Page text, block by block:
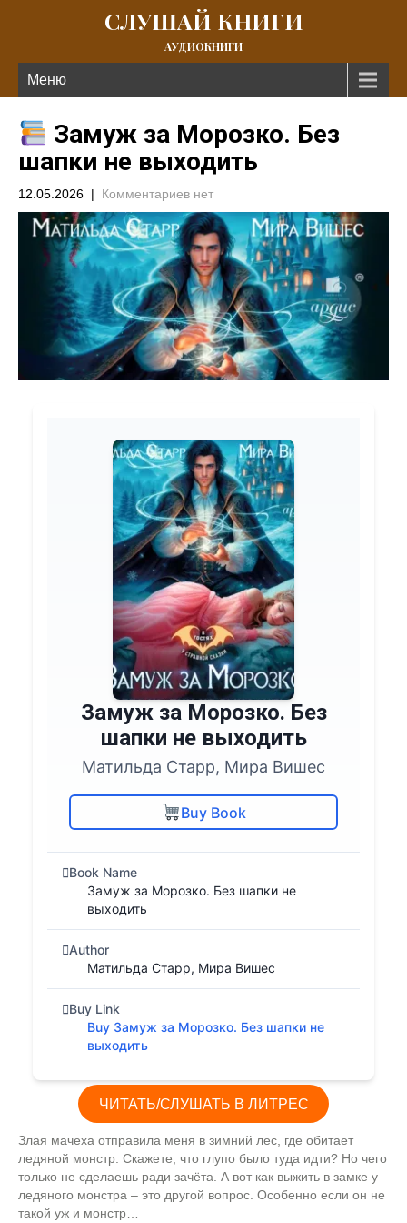
СЛУШАЙ КНИГИ
АУДИОКНИГИ
Меню
Замуж за Морозко. Без
шапки не выходить
12.05.2026 | Комментариев нет
Замуж за Морозко. Без
шапки не выходить
Матильда Старр, Мира Вишес
Buy Book
Book Name
Замуж за Морозко. Без шапки не
выходить
Author
Матильда Старр, Мира Вишес
Buy Link
Buy Замуж за Морозко. Без шапки не
выходить
ЧИТАТЬ/СЛУШАТЬ В ЛИТРЕС
Злая мачеха отправила меня в зимний лес, где обитает
ледяной монстр. Скажете, что глупо было туда идти? Но чего
только не сделаешь ради зачёта. А вот как выжить в замке у
ледяного монстра – это другой вопрос. Особенно если он не
такой уж и монстр…